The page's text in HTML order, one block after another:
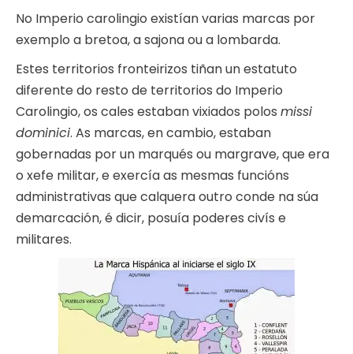
No Imperio carolingio existían varias marcas por
exemplo a bretoa, a sajona ou a lombarda.
Estes territorios fronteirizos tiñan un estatuto
diferente do resto de territorios do Imperio
Carolingio, os cales estaban vixiados polos missi
dominici. As marcas, en cambio, estaban
gobernadas por un marqués ou margrave, que era
o xefe militar, e exercía as mesmas funcións
administrativas que calquera outro conde na súa
demarcación, é dicir, posuía poderes civís e
militares.